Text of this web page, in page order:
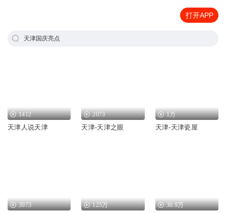
打开APP
天津国庆亮点
1412
天津人说天津
2073
天津-天津之眼
1万
天津-天津瓷屋
3973 125万 30.9万